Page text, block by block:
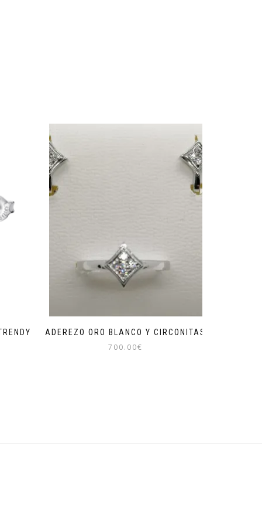
ADEREZO ORO BLANCO Y CIRCONITAS
700.00€